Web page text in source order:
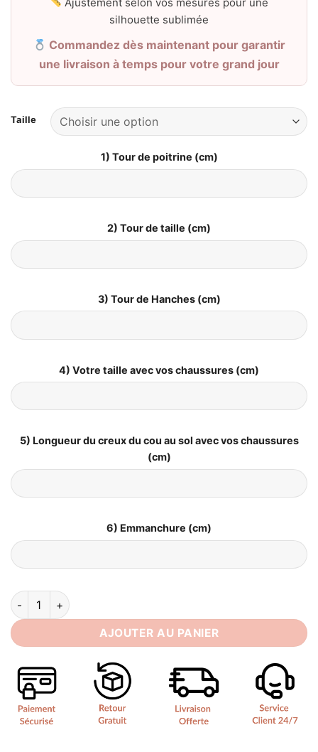
silhouette sublimée
Commandez dès maintenant pour garantir
une livraison à temps pour votre grand jour
Taille
1) Tour de poitrine (cm)
2) Tour de taille (cm)
3) Tour de Hanches (cm)
4) Votre taille avec vos chaussures (cm)
5) Longueur du creux du cou au sol avec vos chaussures
(cm)
6) Emmanchure (cm)
quantité de Mariage Civil Robe de Mariée Courte
AJOUTER AU PANIER